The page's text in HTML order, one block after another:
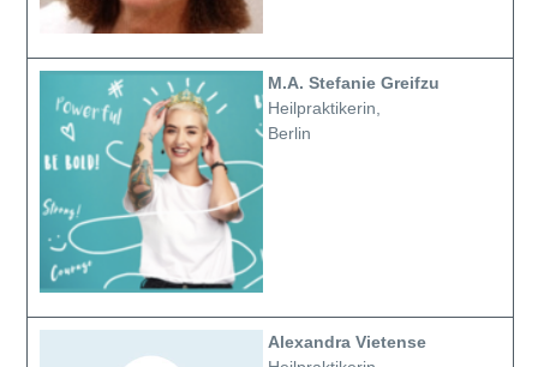
M.A. Stefanie Greifzu
Heilpraktikerin,
Berlin
Alexandra Vietense